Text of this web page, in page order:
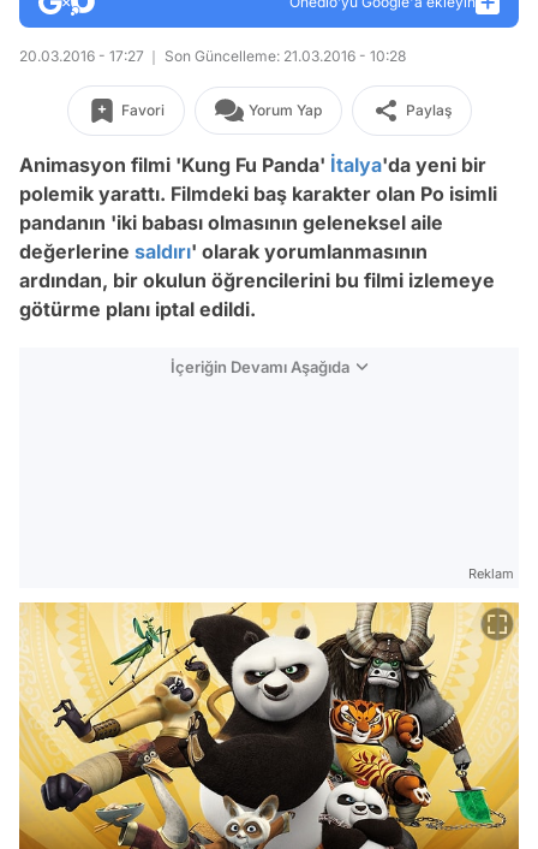
20.03.2016 - 17:27 Son Güncelleme: 21.03.2016 - 10:28
Favori Yorum Yap Paylaş
Animasyon filmi 'Kung Fu Panda' İtalya'da yeni bir
polemik yarattı. Filmdeki baş karakter olan Po isimli
pandanın 'iki babası olmasının geleneksel aile
değerlerine saldırı' olarak yorumlanmasının
ardından, bir okulun öğrencilerini bu filmi izlemeye
götürme planı iptal edildi.
İçeriğin Devamı Aşağıda
Reklam